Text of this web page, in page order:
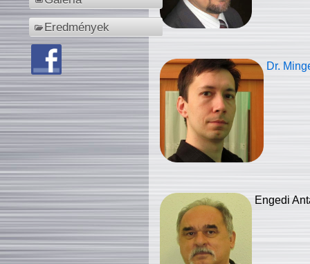
Eredmények
Dr.
Engedi